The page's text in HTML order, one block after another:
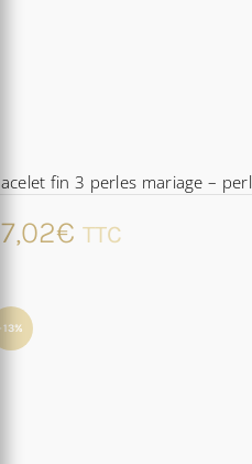
fin 3 perles mariage –
€ TTC